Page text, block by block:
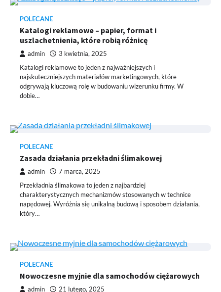
POLECANE
Katalogi reklamowe – papier, format i
uszlachetnienia, które robią różnicę
admin 3 kwietnia, 2025
Katalogi reklamowe to jeden z najważniejszych i
najskuteczniejszych materiałów marketingowych, które
odgrywają kluczową rolę w budowaniu wizerunku firmy. W
dobie…
POLECANE
Zasada działania przekładni ślimakowej
admin 7 marca, 2025
Przekładnia ślimakowa to jeden z najbardziej
charakterystycznych mechanizmów stosowanych w technice
napędowej. Wyróżnia się unikalną budową i sposobem działania,
który…
POLECANE
Nowoczesne myjnie dla samochodów ciężarowych
admin 21 lutego, 2025